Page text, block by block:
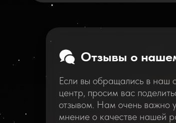
Если вы обращались в наш
центр, просим вас
отзывом. Нам очень важно
мнение о качестве нашей
Отзывы о